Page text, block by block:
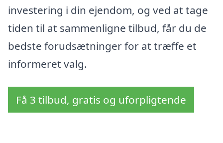
investering i din ejendom, og ved at tage
tiden til at sammenligne tilbud, får du de
bedste forudsætninger for at træffe et
informeret valg.
Få 3 tilbud, gratis og uforpligtende